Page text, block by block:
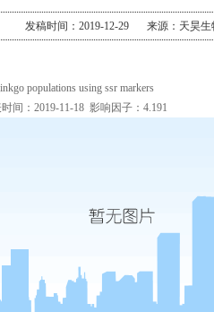
发稿时间：2019-12-29 来源：天昊生
populations using ssr markers
间：2019-11-18 影响因子：4.191